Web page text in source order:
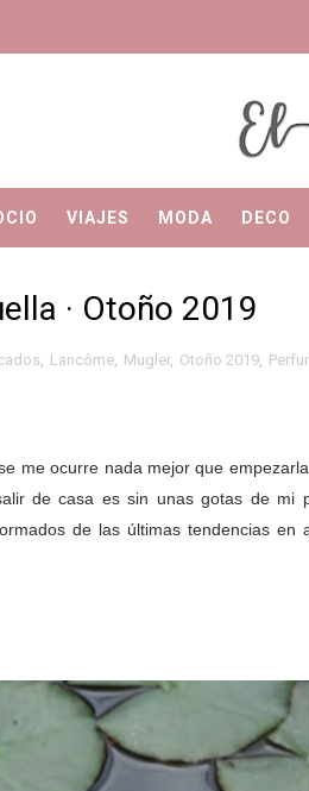
VIAJES MODA DECO
· Otoño 2019
, Lancôme, Mugler, Otoño 2019,
me ocurre nada mejor que
de casa es sin unas gotas de mi
de las últimas tendencias en